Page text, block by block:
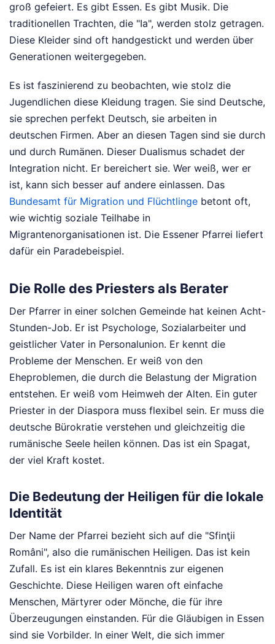
groß gefeiert. Es gibt Essen. Es gibt Musik. Die
traditionellen Trachten, die "Ia", werden stolz getragen.
Diese Kleider sind oft handgestickt und werden über
Generationen weitergegeben.
Es ist faszinierend zu beobachten, wie stolz die
Jugendlichen diese Kleidung tragen. Sie sind Deutsche,
sie sprechen perfekt Deutsch, sie arbeiten in
deutschen Firmen. Aber an diesen Tagen sind sie durch
und durch Rumänen. Dieser Dualismus schadet der
Integration nicht. Er bereichert sie. Wer weiß, wer er
ist, kann sich besser auf andere einlassen. Das
Bundesamt für Migration und Flüchtlinge betont oft,
wie wichtig soziale Teilhabe in
Migrantenorganisationen ist. Die Essener Pfarrei liefert
dafür ein Paradebeispiel.
Die Rolle des Priesters als Berater
Der Pfarrer in einer solchen Gemeinde hat keinen Acht-
Stunden-Job. Er ist Psychologe, Sozialarbeiter und
geistlicher Vater in Personalunion. Er kennt die
Probleme der Menschen. Er weiß von den
Eheproblemen, die durch die Belastung der Migration
entstehen. Er weiß vom Heimweh der Alten. Ein guter
Priester in der Diaspora muss flexibel sein. Er muss die
deutsche Bürokratie verstehen und gleichzeitig die
rumänische Seele heilen können. Das ist ein Spagat,
der viel Kraft kostet.
Die Bedeutung der Heiligen für die lokale
Identität
Der Name der Pfarrei bezieht sich auf die "Sfinţii
Români", also die rumänischen Heiligen. Das ist kein
Zufall. Es ist ein klares Bekenntnis zur eigenen
Geschichte. Diese Heiligen waren oft einfache
Menschen, Märtyrer oder Mönche, die für ihre
Überzeugungen einstanden. Für die Gläubigen in Essen
sind sie Vorbilder. In einer Welt, die sich immer